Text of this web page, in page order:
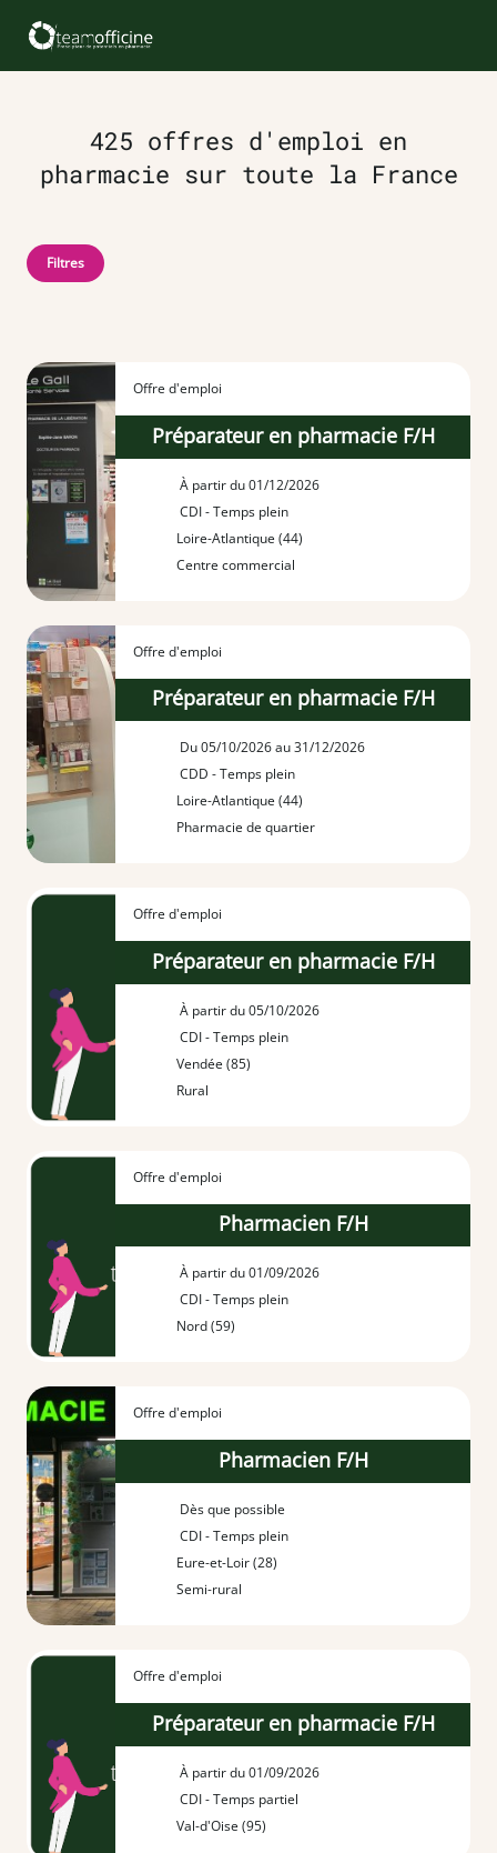
425 offres d'emploi en
pharmacie sur toute la France
Filtres
Offre d'emploi
Préparateur en pharmacie F/H
À partir du 01/12/2026
CDI - Temps plein
Loire-Atlantique (44)
Centre commercial
Offre d'emploi
Préparateur en pharmacie F/H
Du 05/10/2026 au 31/12/2026
CDD - Temps plein
Loire-Atlantique (44)
Pharmacie de quartier
Offre d'emploi
Préparateur en pharmacie F/H
À partir du 05/10/2026
CDI - Temps plein
Vendée (85)
Rural
Offre d'emploi
Pharmacien F/H
À partir du 01/09/2026
CDI - Temps plein
Nord (59)
Offre d'emploi
Pharmacien F/H
Dès que possible
CDI - Temps plein
Eure-et-Loir (28)
Semi-rural
Offre d'emploi
Préparateur en pharmacie F/H
À partir du 01/09/2026
CDI - Temps partiel
Val-d'Oise (95)